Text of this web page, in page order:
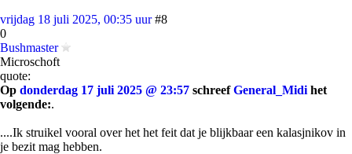
vrijdag 18 juli 2025, 00:35 uur #8
0
Bushmaster
Microschoft
quote:
Op donderdag 17 juli 2025 @ 23:57 schreefGeneral_Midi het
volgende:.
....Ik struikel vooral over het het feit dat je blijkbaar een kalasjnikov in
je bezit mag hebben.